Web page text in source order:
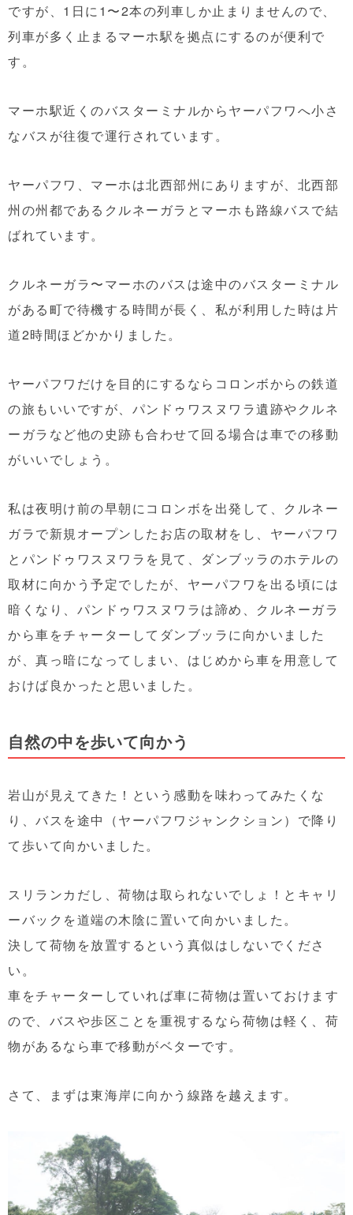
ですが、1日に1〜2本の列車しか止まりませんので、
列車が多く止まるマーホ駅を拠点にするのが便利で
す。
マーホ駅近くのバスターミナルからヤーパフワへ小さ
なバスが往復で運行されています。
ヤーパフワ、マーホは北西部州にありますが、北西部
州の州都であるクルネーガラとマーホも路線バスで結
ばれています。
クルネーガラ〜マーホのバスは途中のバスターミナル
がある町で待機する時間が長く、私が利用した時は片
道2時間ほどかかりました。
ヤーパフワだけを目的にするならコロンボからの鉄道
の旅もいいですが、パンドゥワスヌワラ遺跡やクルネ
ーガラなど他の史跡も合わせて回る場合は車での移動
がいいでしょう。
私は夜明け前の早朝にコロンボを出発して、クルネー
ガラで新規オープンしたお店の取材をし、ヤーパフワ
とパンドゥワスヌワラを見て、ダンブッラのホテルの
取材に向かう予定でしたが、ヤーパフワを出る頃には
暗くなり、パンドゥワスヌワラは諦め、クルネーガラ
から車をチャーターしてダンブッラに向かいました
が、真っ暗になってしまい、はじめから車を用意して
おけば良かったと思いました。
自然の中を歩いて向かう
岩山が見えてきた！という感動を味わってみたくな
り、バスを途中（ヤーパフワジャンクション）で降り
て歩いて向かいました。
スリランカだし、荷物は取られないでしょ！とキャリ
ーバックを道端の木陰に置いて向かいました。
決して荷物を放置するという真似はしないでくださ
い。
車をチャーターしていれば車に荷物は置いておけます
ので、バスや歩区ことを重視するなら荷物は軽く、荷
物があるなら車で移動がベターです。
さて、まずは東海岸に向かう線路を越えます。